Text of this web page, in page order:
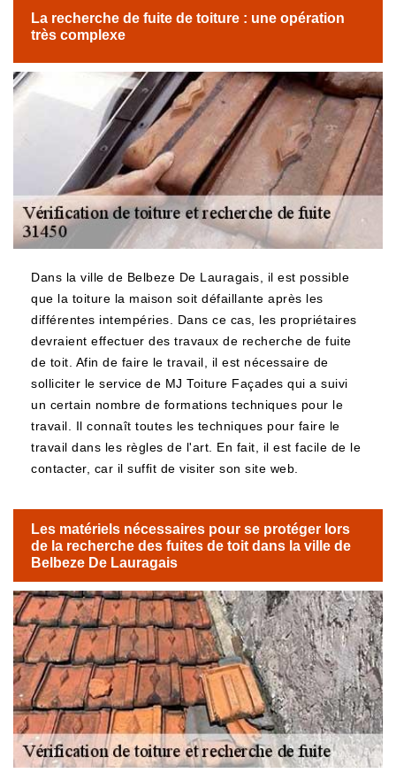
La recherche de fuite de toiture : une opération
très complexe
Dans la ville de Belbeze De Lauragais, il est possible
que la toiture la maison soit défaillante après les
différentes intempéries. Dans ce cas, les propriétaires
devraient effectuer des travaux de recherche de fuite
de toit. Afin de faire le travail, il est nécessaire de
solliciter le service de MJ Toiture Façades qui a suivi
un certain nombre de formations techniques pour le
travail. Il connaît toutes les techniques pour faire le
travail dans les règles de l'art. En fait, il est facile de le
contacter, car il suffit de visiter son site web.
Les matériels nécessaires pour se protéger lors
de la recherche des fuites de toit dans la ville de
Belbeze De Lauragais